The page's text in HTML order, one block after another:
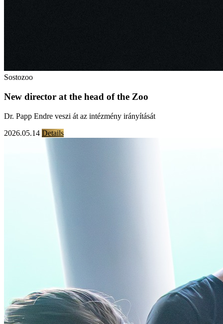
Sostozoo
New director at the head of the Zoo
Dr. Papp Endre veszi át az intézmény irányítását
2026.05.14 Details